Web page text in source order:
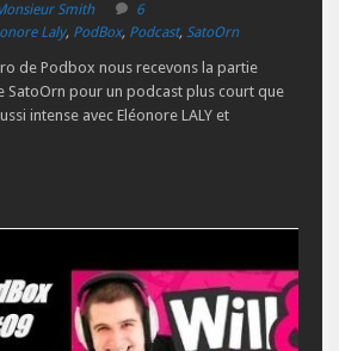
Smith
6
Laly, PodBox, Podcast, SatoOrn
de Podbox nous recevons la partie
SatoOrn pour un podcast plus court que
intense avec Eléonore LALY et